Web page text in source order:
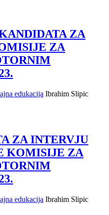
ZA
ZA
edukacija Ibrahim Slipic
ZA INTERVJU
KOMISIJE ZA
edukacija Ibrahim Slipic